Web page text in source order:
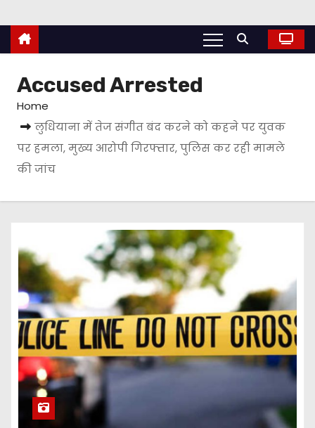
Accused Arrested
Home
लुधियाना में तेज संगीत बंद करने को कहने पर युवक
पर हमला, मुख्य आरोपी गिरफ्तार, पुलिस कर रही मामले
की जांच